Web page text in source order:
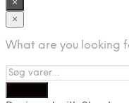
×
×
What are you looking